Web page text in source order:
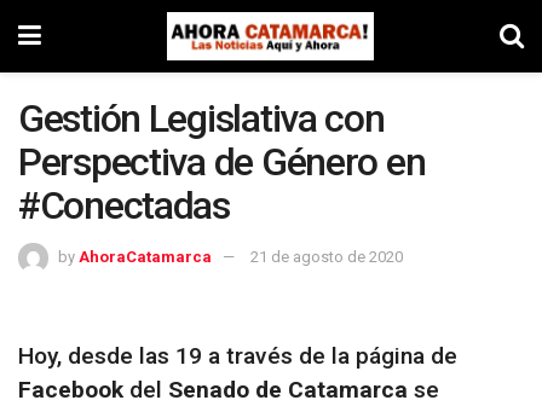
Gestión Legislativa con
Perspectiva de Género en
#Conectadas
by AhoraCatamarca 21 de agosto de 2020
Hoy, desde las 19 a través de la página de
Facebookdel Senado de Catamarca se